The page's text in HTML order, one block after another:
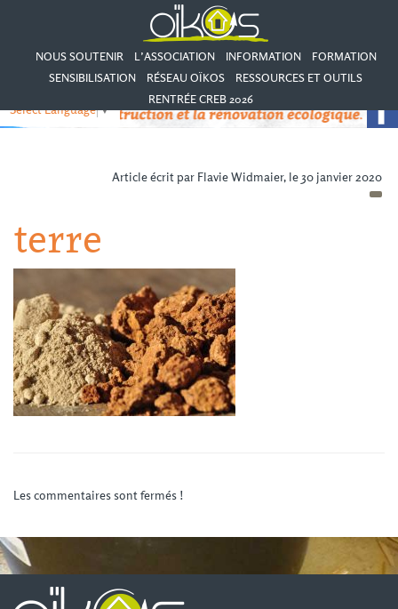
NOUS SOUTENIR L’ASSOCIATION INFORMATION
FORMATION
SENSIBILISATION
RÉSEAU OÏKOS
RESSOURCES ET OUTILS
RENTRÉE CREB 2026
Select Language▼
Article écrit par Flavie Widmaier, le 30 janvier 2020
terre
Les commentaires sont fermés !